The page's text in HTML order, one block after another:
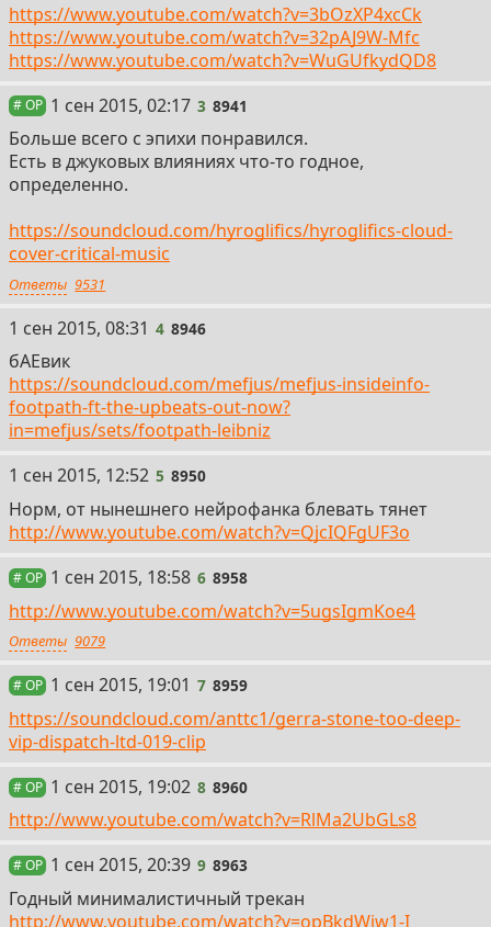
https://www.youtube.com/watch?v=3bOzXP4xcCk
https://www.youtube.com/watch?v=32pAJ9W-Mfc
https://www.youtube.com/watch?v=WuGUfkydQD8
# OP 3
1 сен 2015, 02:17 3 8941
Больше всего с эпихи понравился.
Есть в джуковых влияниях что-то годное,
определенно.
https://soundcloud.com/hyroglifics/hyroglifics-cloud-
cover-critical-music
Ответы 9531
4
1 сен 2015, 08:31 4 8946
бАЕвик
https://soundcloud.com/mefjus/mefjus-insideinfo-
footpath-ft-the-upbeats-out-now?
in=mefjus/sets/footpath-leibniz
5
1 сен 2015, 12:52 5 8950
Норм, от нынешнего нейрофанка блевать тянет
http://www.youtube.com/watch?v=QjcIQFgUF3o
# OP 6
1 сен 2015, 18:58 6 8958
http://www.youtube.com/watch?v=5ugsIgmKoe4
Ответы 9079
# OP 7
1 сен 2015, 19:01 7 8959
https://soundcloud.com/anttc1/gerra-stone-too-deep-
vip-dispatch-ltd-019-clip
# OP 8
1 сен 2015, 19:02 8 8960
http://www.youtube.com/watch?v=RlMa2UbGLs8
# OP 9
1 сен 2015, 20:39 9 8963
Годный минималистичный трекан
http://www.youtube.com/watch?v=opBkdWiw1-I